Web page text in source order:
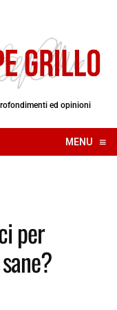
ed opinioni
MENU ≡
☰
per